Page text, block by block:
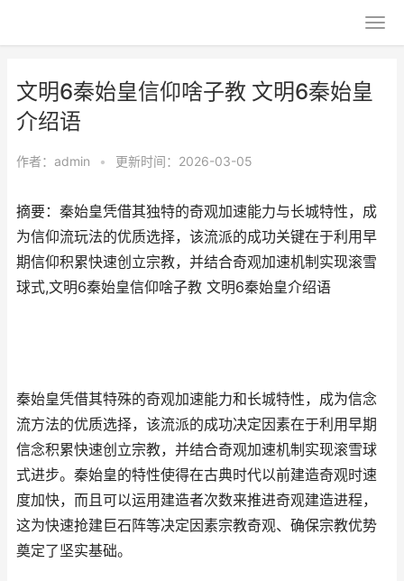
文明6秦始皇信仰啥子教 文明6秦始皇
介绍语
作者： admin • 更新时间：2026-03-05
摘要：秦始皇凭借其独特的奇观加速能力与长城特性，成
为信仰流玩法的优质选择，该流派的成功关键在于利用早
期信仰积累快速创立宗教，并结合奇观加速机制实现滚雪
球式,文明6秦始皇信仰啥子教 文明6秦始皇介绍语
秦始皇凭借其特殊的奇观加速能力和长城特性，成为信念
流方法的优质选择，该流派的成功决定因素在于利用早期
信念积累快速创立宗教，并结合奇观加速机制实现滚雪球
式进步。秦始皇的特性使得在古典时代以前建造奇观时速
度加快，而且可以运用建造者次数来推进奇观建造进程，
这为快速抢建巨石阵等决定因素宗教奇观、确保宗教优势
奠定了坚实基础。